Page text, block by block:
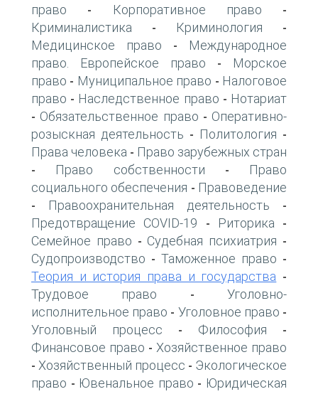
право - Корпоративное право -
Криминалистика - Криминология -
Медицинское право -
Международное
право. Европейское право -
Морское
право - Муниципальное право - Налоговое
право - Наследственное право - Нотариат
- Обязательственное право - Оперативно-
розыскная деятельность - Политология -
Права человека - Право зарубежных стран
- Право собственности -
Право
социального обеспечения - Правоведение
- Правоохранительная деятельность -
Предотвращение COVID-19 - Риторика -
Семейное право - Судебная психиатрия -
Судопроизводство - Таможенное право -
Теория и история права и государства -
Трудовое право -Уголовно-
исполнительное право - Уголовное право -
Уголовный процесс - Философия -
Финансовое право - Хозяйственное право
- Хозяйственный процесс - Экологическое
право - Ювенальное право - Юридическая